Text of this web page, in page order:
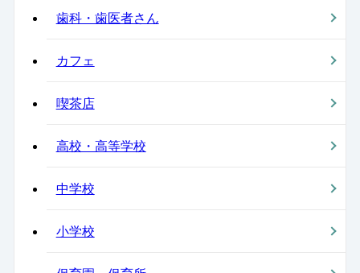
歯科・歯医者さん
カフェ
喫茶店
高校・高等学校
中学校
小学校